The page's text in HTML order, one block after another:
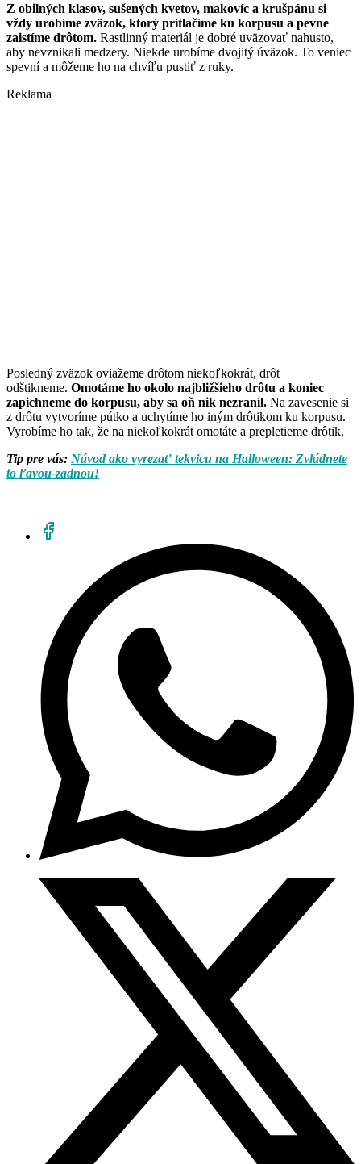
Z obilných klasov, sušených kvetov, makovíc a krušpánu si
vždy urobíme zväzok, ktorý pritlačíme ku korpusu a pevne
zaistíme drôtom. Rastlinný materiál je dobré uväzovať nahusto,
aby nevznikali medzery. Niekde urobíme dvojitý úväzok. To veniec
spevní a môžeme ho na chvíľu pustiť z ruky.
Reklama
Posledný zväzok oviažeme drôtom niekoľkokrát, drôt
odštikneme. Omotáme ho okolo najbližšieho drôtu a koniec
zapichneme do korpusu, aby sa oň nik nezranil. Na zavesenie si
z drôtu vytvoríme pútko a uchytíme ho iným drôtikom ku korpusu.
Vyrobíme ho tak, že na niekoľkokrát omotáte a prepletieme drôtik.
Tip pre vás: Návod ako vyrezať tekvicu na Halloween: Zvládnete
to ľavou-zadnou!